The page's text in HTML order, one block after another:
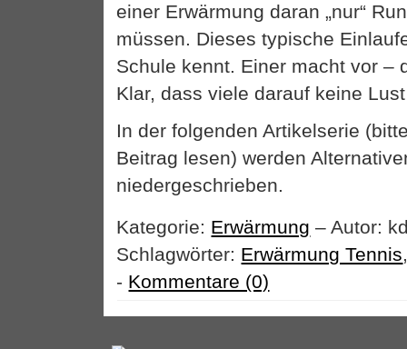
einer Erwärmung daran „nur“
müssen. Dieses typische
Schule kennt. Einer macht vor –
Klar, dass viele darauf keine
In der folgenden Artikelserie
Beitrag lesen) werden
niedergeschrieben.
Kategorie: Erwärmung – Autor:
Schlagwörter: Erwärmung Tennis
- Kommentare (0)